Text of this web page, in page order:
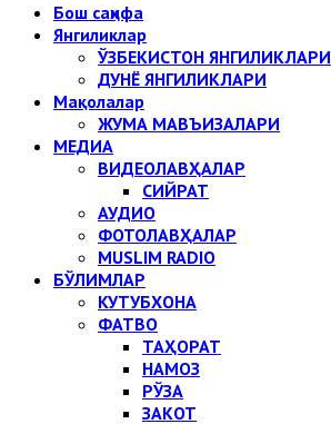
Бош саҳифа
Янгиликлар
ЎЗБЕКИСТОН ЯНГИЛИКЛАРИ
ДУНЁ ЯНГИЛИКЛАРИ
Мақолалар
ЖУМА МАВЪИЗАЛАРИ
МЕДИА
ВИДЕОЛАВҲАЛАР
СИЙРАТ
АУДИО
ФОТОЛАВҲАЛАР
MUSLIM RADIO
БЎЛИМЛАР
КУТУБХОНА
ФАТВО
ТАҲОРАТ
НАМОЗ
РЎЗА
ЗАКОТ